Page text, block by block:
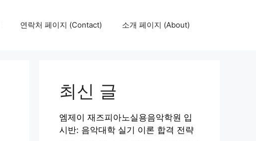
연락처 페이지 (Contact) 소개 페이지 (About)
최신 글
엠제이 재즈피아노실용음악학원 입
시반: 음악대학 실기 이론 합격 전략